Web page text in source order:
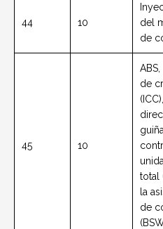
44 10
del
de
45 10
de
total
la
de